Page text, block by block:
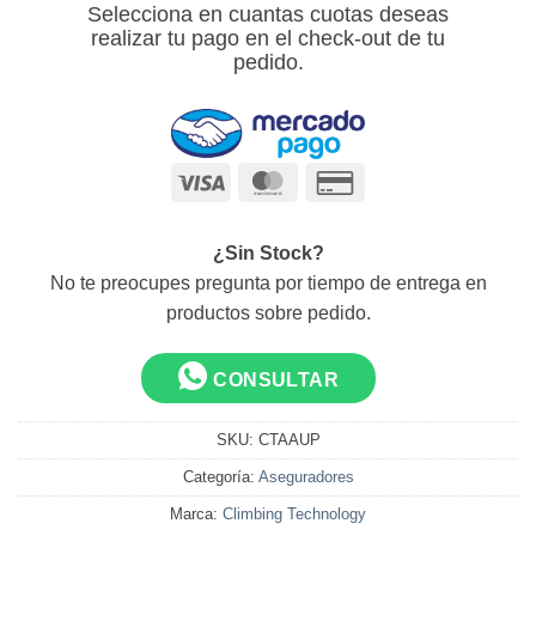
Selecciona en cuantas cuotas deseas
realizar tu pago en el check-out de tu
pedido.
Visa MasterCard
¿Sin Stock?
No te preocupes pregunta por tiempo de entrega en
productos sobre pedido.
CONSULTAR
SKU: CTAAUP
Categoría: Aseguradores
Marca: Climbing Technology